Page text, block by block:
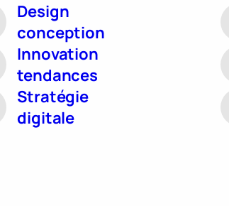
Design
conception
Innovation
tendances
Stratégie
digitale